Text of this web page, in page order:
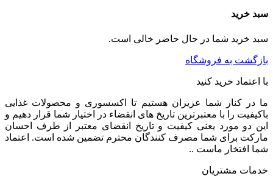
سبد خرید
سبد خرید شما در حال حاضر خالی است.
بازگشت به فروشگاه
با اعتماد خرید کنید
ما در کنار شما عزیزان هستیم تا اکسسوری و محصولات غذایی
باکیفیت را با معتبرترین تاریخ های انقضاء در اختیار شما قرار دهیم و
این دو مورد یعنی کیفیت و تاریخ انقضای معتبر از طرف احسان
مارکت برای شما مصرف کنندگان محترم تضمین شده است. اعتماد
شما افتخار ماست ..
خدمات مشتریان